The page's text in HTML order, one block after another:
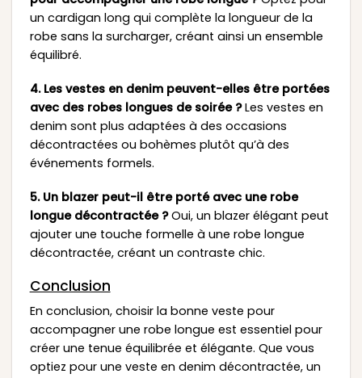
un cardigan long qui complète la longueur de la
robe sans la surcharger, créant ainsi un ensemble
équilibré.
4. Les vestes en denim peuvent-elles être portées
avec des robes longues de soirée ?Les vestes en
denim sont plus adaptées à des occasions
décontractées ou bohèmes plutôt qu’à des
événements formels.
5. Un blazer peut-il être porté avec une robe
longue décontractée ?Oui, un blazer élégant peut
ajouter une touche formelle à une robe longue
décontractée, créant un contraste chic.
Conclusion
En conclusion, choisir la bonne veste pour
accompagner une robe longue est essentiel pour
créer une tenue équilibrée et élégante. Que vous
optiez pour une veste en denim décontractée, un